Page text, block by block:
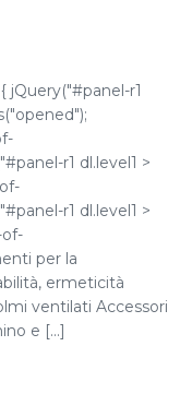
jQuery("#panel-r1
r1 dl.level1 >
r1 dl.level1 >
of-
per la
ermeticità
ventilati Accessori
e [...]